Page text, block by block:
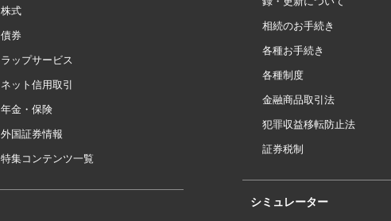
株式
債券
ラップサービス
ネット信用取引
年金・保険
外国証券情報
特集コンテンツ一覧
相続のお手続き
各種お手続き
各種制度
金融商品取引法
犯罪収益移転防止法
証券税制
シミュレーター